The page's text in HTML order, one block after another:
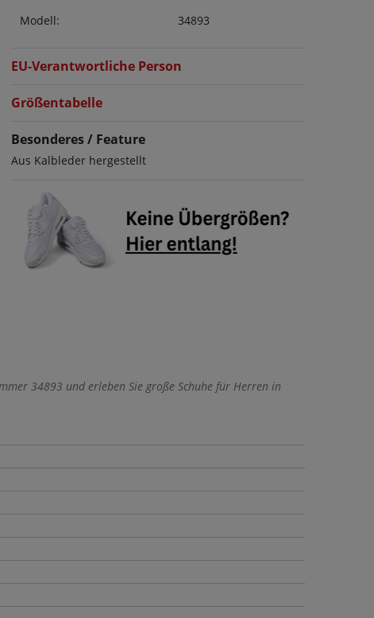
Modell: 34893
EU-Verantwortliche Person
Größentabelle
Besonderes / Feature
Aus Kalbleder hergestellt
34893 und erleben Sie große Schuhe für Herren in